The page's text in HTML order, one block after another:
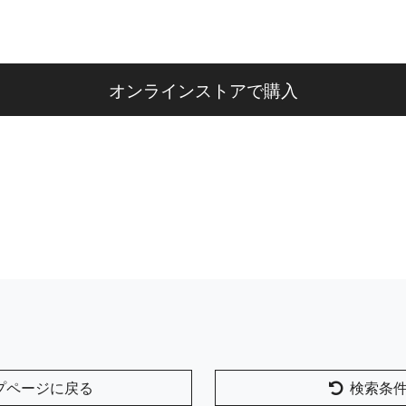
オンラインストアで購入
ページに戻る 検索条